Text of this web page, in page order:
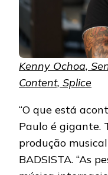
Kenny Ochoa,
Content, Splice
“O que está
Paulo é gigante.
produção
BADSISTA. “As